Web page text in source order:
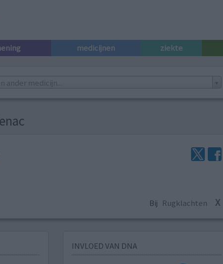
medicijnen ziekte
ander medicijn...
Bij Rugklachten X
INVLOED VAN DNA